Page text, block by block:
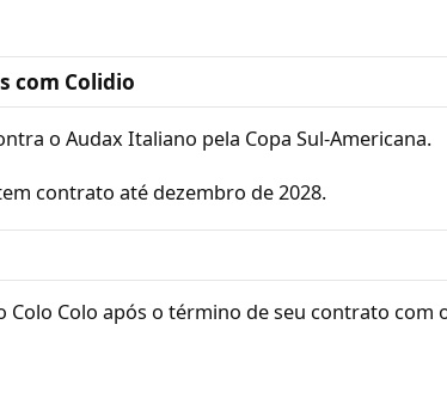
com Colidio
o Audax Italiano pela Copa Sul-Americana.
contrato até dezembro de 2028.
Colo após o término de seu contrato com